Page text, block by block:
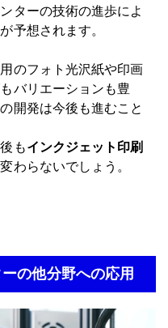
ターの技術の進歩によ
予想されます。
のフォト光沢紙や印画
バリエーションも豊
開発は今後も進むこと
もインクジェット印刷
わらないでしょう。
の他分野への応用